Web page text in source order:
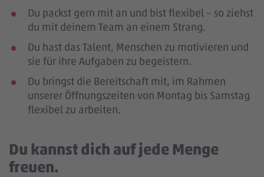
Du packst gern mit an und bist flexibel – so ziehst
du mit deinem Team an einem Strang.
Du hast das Talent, Menschen zu motivieren und
sie für ihre Aufgaben zu begeistern.
Du bringst die Bereitschaft mit, im Rahmen
unserer Öffnungszeiten von Montag bis Samstag
flexibel zu arbeiten.
Du kannst dich auf jede Menge
freuen.